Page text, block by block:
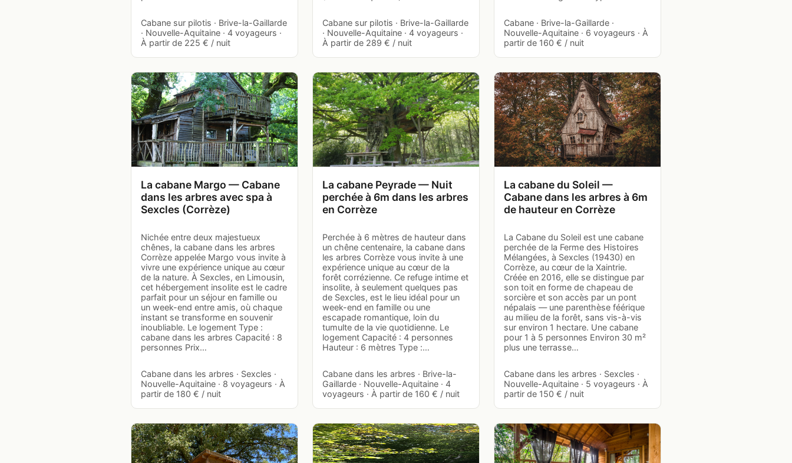
Cabane sur pilotis · Brive-la-Gaillarde
· Nouvelle-Aquitaine · 4 voyageurs ·
À partir de 225 € / nuit
Cabane sur pilotis · Brive-la-Gaillarde
· Nouvelle-Aquitaine · 4 voyageurs ·
À partir de 289 € / nuit
Cabane · Brive-la-Gaillarde ·
Nouvelle-Aquitaine · 6 voyageurs · À
partir de 160 € / nuit
La cabane Margo — Cabane
dans les arbres avec spa à
Sexcles (Corrèze)
Nichée entre deux majestueux
chênes, la cabane dans les arbres
Corrèze appelée Margo vous invite à
vivre une expérience unique au cœur
de la nature. À Sexcles, en Limousin,
cet hébergement insolite est le cadre
parfait pour un séjour en famille ou
un week-end entre amis, où chaque
instant se transforme en souvenir
inoubliable. Le logement Type :
cabane dans les arbres Capacité : 8
personnes Prix…
Cabane dans les arbres · Sexcles ·
Nouvelle-Aquitaine · 8 voyageurs · À
partir de 180 € / nuit
La cabane Peyrade — Nuit
perchée à 6m dans les arbres
en Corrèze
Perchée à 6 mètres de hauteur dans
un chêne centenaire, la cabane dans
les arbres Corrèze vous invite à une
expérience unique au cœur de la
forêt corrézienne. Ce refuge intime et
insolite, à seulement quelques pas
de Sexcles, est le lieu idéal pour un
week-end en famille ou une
escapade romantique, loin du
tumulte de la vie quotidienne. Le
logement Capacité : 4 personnes
Hauteur : 6 mètres Type :…
Cabane dans les arbres · Brive-la-
Gaillarde · Nouvelle-Aquitaine · 4
voyageurs · À partir de 160 € / nuit
La cabane du Soleil —
Cabane dans les arbres à 6m
de hauteur en Corrèze
La Cabane du Soleil est une cabane
perchée de la Ferme des Histoires
Mélangées, à Sexcles (19430) en
Corrèze, au cœur de la Xaintrie.
Créée en 2016, elle se distingue par
son toit en forme de chapeau de
sorcière et son accès par un pont
népalais — une parenthèse féérique
au milieu de la forêt, sans vis-à-vis
sur environ 1 hectare. Une cabane
pour 1 à 5 personnes Environ 30 m²
plus une terrasse…
Cabane dans les arbres · Sexcles ·
Nouvelle-Aquitaine · 5 voyageurs · À
partir de 150 € / nuit